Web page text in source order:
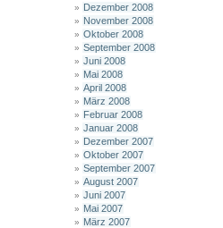
Dezember 2008
November 2008
Oktober 2008
September 2008
Juni 2008
Mai 2008
April 2008
März 2008
Februar 2008
Januar 2008
Dezember 2007
Oktober 2007
September 2007
August 2007
Juni 2007
Mai 2007
März 2007